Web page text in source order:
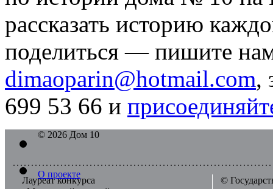
рассказать историю
поделиться — пишите
dimaoparin@hotmail.com,
699 53 66 и
© 2026 Дом 10
О проекте
Лауреат конкурса
©